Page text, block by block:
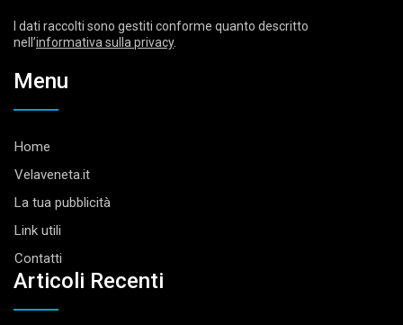
I dati raccolti sono gestiti conforme quanto descritto
nell’informativa sulla privacy.
Menu
Home
Velaveneta.it
La tua pubblicità
Link utili
Contatti
Articoli Recenti